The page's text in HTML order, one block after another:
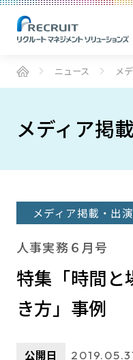
ニュース メ
メディア掲
メディア掲載・出演
人事実務６月号
特集「時間と
き方」事例
公開日